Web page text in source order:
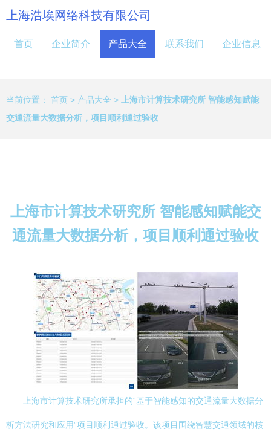
上海浩埃网络科技有限公司
首页 企业简介 产品大全 联系我们 企业信息
当前位置： 首页 > 产品大全 >
上海市计算技术研究所 智能感知赋能
交通流量大数据分析，项目顺利通过验收
上海市计算技术研究所 智能感知赋能交
通流量大数据分析，项目顺利通过验收
上海市计算技术研究所承担的“基于智能感知的交通流量大数据分
析方法研究和应用”项目顺利通过验收。该项目围绕智慧交通领域的核